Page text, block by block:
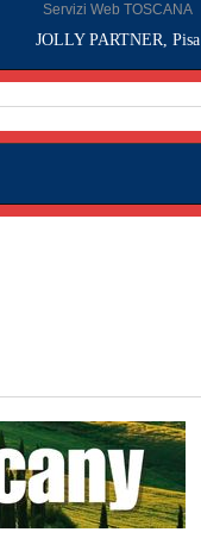
Servizi Web TOSCANA
JOLLY PARTNER, Pisa